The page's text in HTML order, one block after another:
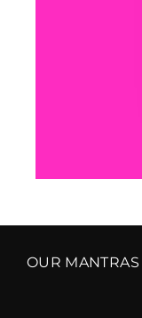
OUR MANTRAS